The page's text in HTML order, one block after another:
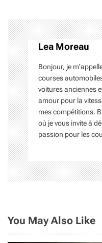
g
a
t
i
o
n
d
e
l
a
r
Lea Moreau
Bonjour, je
courses
voitures anciennes
amour pour la
mes compétitions.
où je vous invite à
passion pour les
You May Also Like